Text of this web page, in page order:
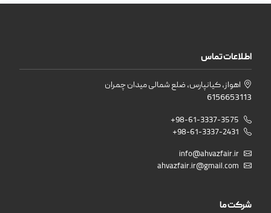
اطلاعات تماس
اهواز، کیانپارس، ضلع شمالی میدان چمران
6156653113
+98-61-3337-3575
+98-61-3337-2431
info@ahvazfair.ir
ahvazfair.ir@gmail.com
شرکت ما